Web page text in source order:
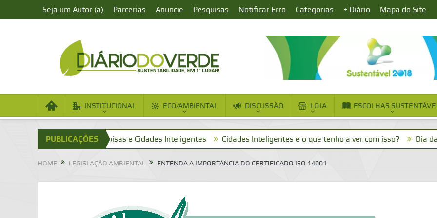
Seja um Autor (a) Parcerias Anuncie Pesquisas Notificar Erro Categorias + Diário Mapa do Site
INSTITUCIONAL ECO/AMBIENTAL DISCUSSÃO LOJA ESCOLHAS
PUBLICAÇÕES
Internet das Coisas e Cidades Inteligentes Cidades Inteligentes e o que tenho a ver com isso? Dia da Mata
HOME LEGISLAÇÃO AMBIENTAL ENTENDA A IMPORTÂNCIA DO CERTIFICADO ISO 14001